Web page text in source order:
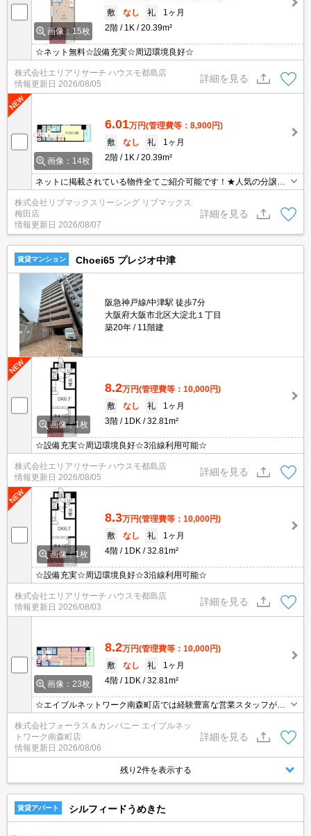
画像：15枚
敷
なし 礼
1ヶ月
2階
1K 20.39m²
☆ネット無料☆設備充実☆周辺環境良好☆
株式会社エリアリサーチ ハウスモ都島店
情報更新日 2026/08/05
詳細を見る
画像：14枚
6.01万円(管理費等：8,900円)
敷
なし 礼
1ヶ月
2階
1K 20.39m²
ネットに掲載されている物件全てご紹介可能です！★人気の分譲型
マンション★ネット・Wi-Fi無料★初期費用クレジット決済可能★北
区物件にて主要エリアへアクセス良好★セキュリティ万全で一人暮
らしも安心♪
株式会社リブマックスリーシング リブマックス
梅田店
情報更新日 2026/08/07
詳細を見る
賃貸マンション Choei65 プレジオ中津
阪急神戸線/中津駅 徒歩7分
大阪府大阪市北区大淀北１丁目
築20年
11階建
画像：1枚
8.2万円(管理費等：10,000円)
敷
なし 礼
1ヶ月
3階
1DK 32.81m²
☆設備充実☆周辺環境良好☆3沿線利用可能☆
株式会社エリアリサーチ ハウスモ都島店
情報更新日 2026/08/05
詳細を見る
画像：1枚
8.3万円(管理費等：10,000円)
敷
なし 礼
1ヶ月
4階
1DK 32.81m²
☆設備充実☆周辺環境良好☆3沿線利用可能☆
株式会社エリアリサーチ ハウスモ都島店
情報更新日 2026/08/03
詳細を見る
画像：23枚
8.2万円(管理費等：10,000円)
敷
なし 礼
1ヶ月
4階
1DK 32.81m²
☆エイブルネットワーク南森町店では経験豊富な営業スタッフが多
数在籍しており、全力でサポートさせて頂きます☆ご希望の物件の
現地付近にて待ち合わせをさせていただきご内覧いただくサービス
や、主要駅までのお迎えサービスも実施中です☆詳しくは「エイブ
ルネットワーク南森町店」０１２０－８２１－２６０にお気軽にお
問合せ下さい♪
株式会社フォーラス＆カンパニー エイブルネッ
トワーク南森町店
情報更新日 2026/08/06
詳細を見る
残り2件を表示する
賃貸アパート シルフィードうめきた